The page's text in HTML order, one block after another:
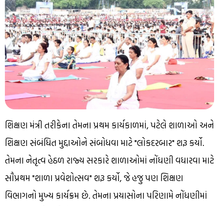
શિક્ષણ મંત્રી તરીકેના તેમના પ્રથમ કાર્યકાળમાં, પટેલે શાળાઓ અને
શિક્ષણ સંબંધિત મુદ્દાઓને સંબોધવા માટે "લોકદરબાર" શરૂ કર્યો.
તેમના નેતૃત્વ હેઠળ રાજ્ય સરકારે શાળાઓમાં નોંધણી વધારવા માટે
સૌપ્રથમ "શાળા પ્રવેશોત્સવ" શરૂ કર્યો, જે હજુ પણ શિક્ષણ
વિભાગનો મુખ્ય કાર્યક્રમ છે. તેમના પ્રયાસોના પરિણામે નોંધણીમાં